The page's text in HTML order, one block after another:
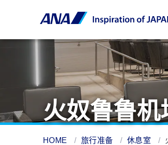
火奴鲁鲁机
HOME 旅行准备 休息室